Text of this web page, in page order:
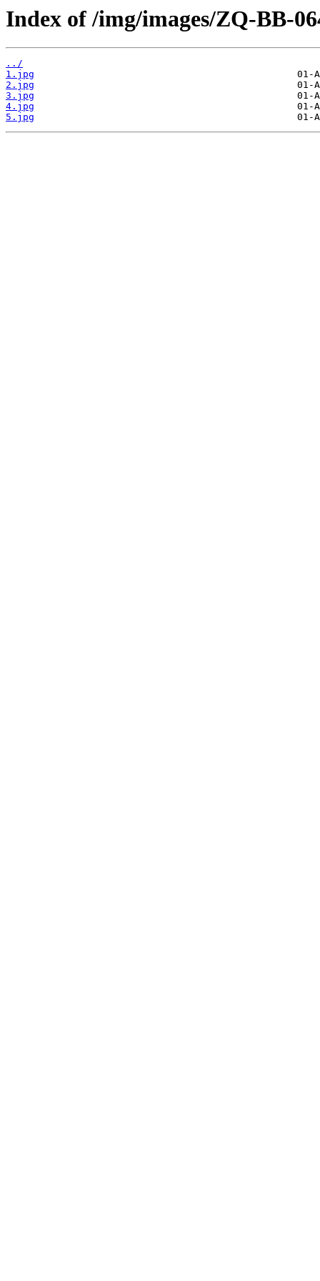
Index of /img/images/ZQ-BB-
../
1.jpg
2.jpg
3.jpg
4.jpg
5.jpg